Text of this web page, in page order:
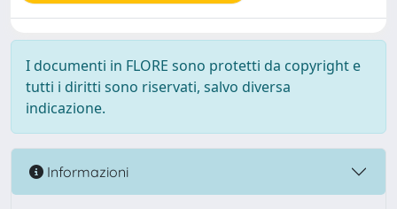
I documenti in FLORE sono protetti da copyright e
tutti i diritti sono riservati, salvo diversa
indicazione.
Informazioni